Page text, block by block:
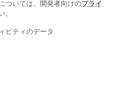
ついては、開発者向けのプライ
。
ビティのデータ